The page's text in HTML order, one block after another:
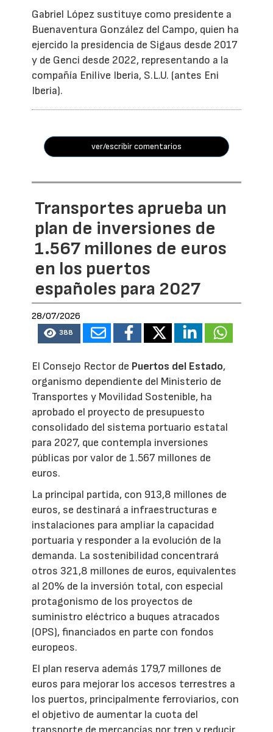
Gabriel López sustituye como presidente a
Buenaventura González del Campo, quien ha
ejercido la presidencia de Sigaus desde 2017
y de Genci desde 2022, representando a la
compañía Enilive Iberia, S.L.U. (antes Eni
Iberia).
ver/escribir comentarios
Transportes aprueba un
plan de inversiones de
1.567 millones de euros
en los puertos
españoles para 2027
28/07/2026
388
El Consejo Rector de Puertos del Estado,
organismo dependiente del Ministerio de
Transportes y Movilidad Sostenible, ha
aprobado el proyecto de presupuesto
consolidado del sistema portuario estatal
para 2027, que contempla inversiones
públicas por valor de 1.567 millones de
euros.
La principal partida, con 913,8 millones de
euros, se destinará a infraestructuras e
instalaciones para ampliar la capacidad
portuaria y responder a la evolución de la
demanda. La sostenibilidad concentrará
otros 321,8 millones de euros, equivalentes
al 20% de la inversión total, con especial
protagonismo de los proyectos de
suministro eléctrico a buques atracados
(OPS), financiados en parte con fondos
europeos.
El plan reserva además 179,7 millones de
euros para mejorar los accesos terrestres a
los puertos, principalmente ferroviarios, con
el objetivo de aumentar la cuota del